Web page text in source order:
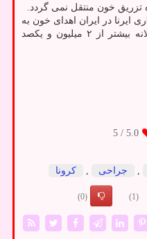
تزریق خون منتقل نمی گردد.
ایرنا در ایران اهدای خون به
صورت کاملا داوطلبانه است و سالانه بیشتر از ۲ میلیون و یکصد
5.0
/ 5
, جراحی , كرونا
(1)
(0)